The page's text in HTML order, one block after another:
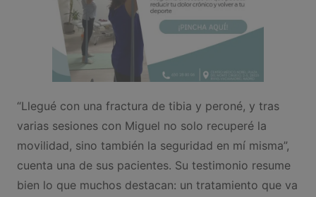
“Llegué con una fractura de tibia y peroné, y tras
varias sesiones con Miguel no solo recuperé la
movilidad, sino también la seguridad en mí misma”,
cuenta una de sus pacientes. Su testimonio resume
bien lo que muchos destacan: un tratamiento que va